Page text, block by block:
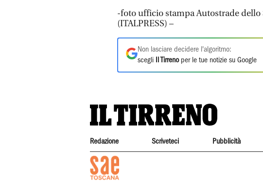
-foto ufficio stampa Autostrade dello
(ITALPRESS) –
Non lasciare decidere l'algoritmo:
scegli
Il Tirrenoper le tue notizie su Google
Redazione Scriveteci Pubblicità